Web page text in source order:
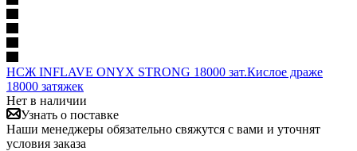
НСЖ INFLAVE ONYX STRONG 18000 зат.Кислое драже
18000 затяжек
Нет в наличии
Узнать о поставке
Наши менеджеры обязательно свяжутся с вами и уточнят
условия заказа